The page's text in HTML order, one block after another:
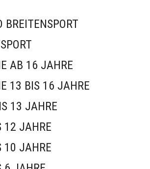
BREITENSPORT
AB 16 JAHRE
13 BIS 16 JAHRE
13 JAHRE
12 JAHRE
10 JAHRE